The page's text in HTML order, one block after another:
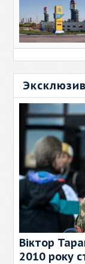
Эксклюзив
Віктор
2010 року